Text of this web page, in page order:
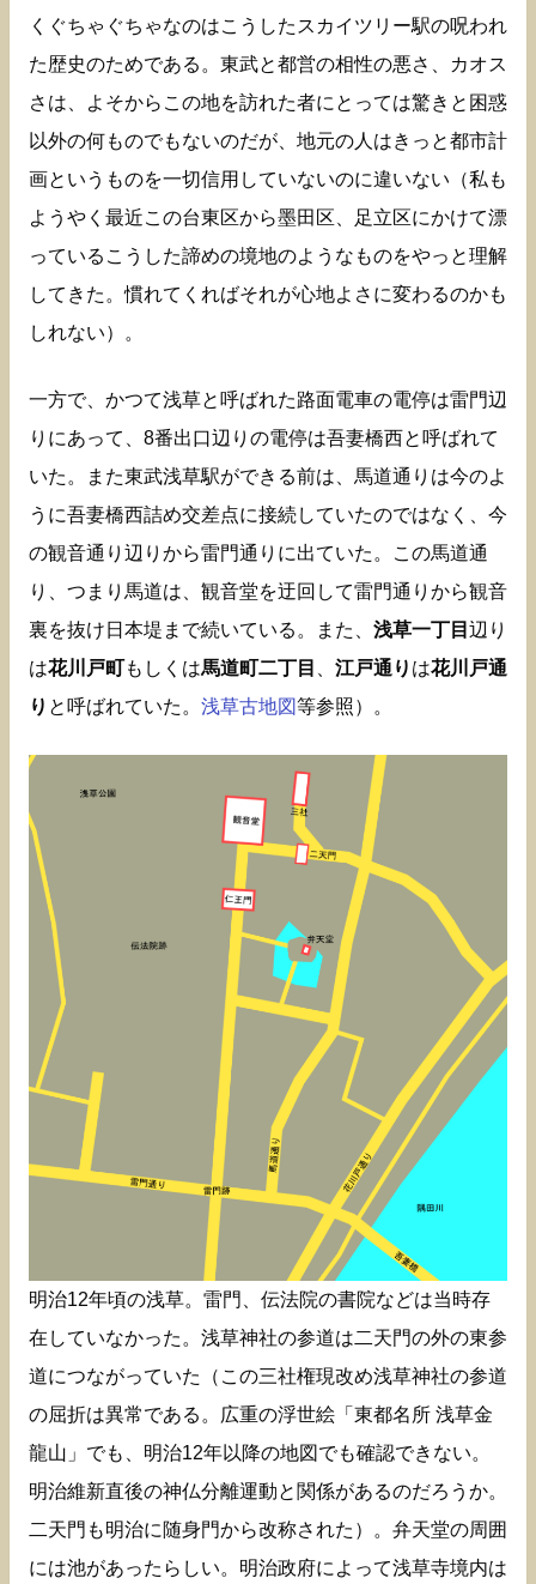
くぐちゃぐちゃなのはこうしたスカイツリー駅の呪われ
た歴史のためである。東武と都営の相性の悪さ、カオス
さは、よそからこの地を訪れた者にとっては驚きと困惑
以外の何ものでもないのだが、地元の人はきっと都市計
画というものを一切信用していないのに違いない（私も
ようやく最近この台東区から墨田区、足立区にかけて漂
っているこうした諦めの境地のようなものをやっと理解
してきた。慣れてくればそれが心地よさに変わるのかも
しれない）。
一方で、かつて浅草と呼ばれた路面電車の電停は雷門辺
りにあって、8番出口辺りの電停は吾妻橋西と呼ばれて
いた。また東武浅草駅ができる前は、馬道通りは今のよ
うに吾妻橋西詰め交差点に接続していたのではなく、今
の観音通り辺りから雷門通りに出ていた。この馬道通
り、つまり馬道は、観音堂を迂回して雷門通りから観音
裏を抜け日本堤まで続いている。また、 浅草一丁目 辺り
は花川戸町もしくは馬道町二丁目 江戸通り は花川戸通
り と呼ばれていた。 浅草古地図等参照）。
明治12年頃の浅草。雷門、伝法院の書院などは当時存
在していなかった。浅草神社の参道は二天門の外の東参
道につながっていた（この三社権現改め浅草神社の参道
の屈折は異常である。広重の浮世絵「東都名所 浅草金
龍山」でも、明治12年以降の地図でも確認できない。
明治維新直後の神仏分離運動と関係があるのだろうか。
二天門も明治に随身門から改称された）。弁天堂の周囲
には池があったらしい。明治政府によって浅草寺境内は